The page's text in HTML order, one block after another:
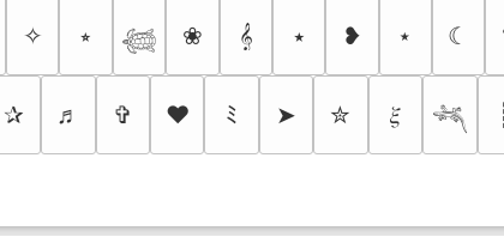
✧ ⭒ 𓆉 ❀ 𝄞 ⭑ ❥ ⋆ ☾
✰ ♬ ✞ ❤ ﾐ ➤ ✮ 𝜉 𓆈 ┊